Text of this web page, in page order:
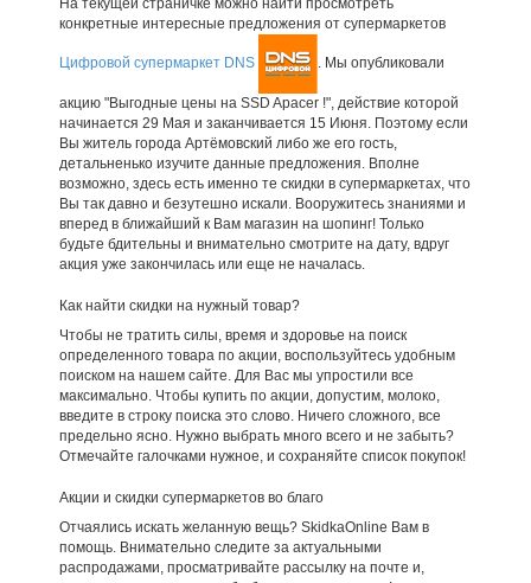
конкретные интересные предложения от супермаркетов
Цифровой супермаркет DNS . Мы опубликовали
акцию "Выгодные цены на SSD Apacer !", действие которой
начинается 29 Мая и заканчивается 15 Июня. Поэтому если
Вы житель города Артёмовский либо же его гость,
детальненько изучите данные предложения. Вполне
возможно, здесь есть именно те скидки в супермаркетах, что
Вы так давно и безутешно искали. Вооружитесь знаниями и
вперед в ближайший к Вам магазин на шопинг! Только
будьте бдительны и внимательно смотрите на дату, вдруг
акция уже закончилась или еще не началась.
Как найти скидки на нужный товар?
Чтобы не тратить силы, время и здоровье на поиск
определенного товара по акции, воспользуйтесь удобным
поиском на нашем сайте. Для Вас мы упростили все
максимально. Чтобы купить по акции, допустим, молоко,
введите в строку поиска это слово. Ничего сложного, все
предельно ясно. Нужно выбрать много всего и не забыть?
Отмечайте галочками нужное, и сохраняйте список покупок!
Акции и скидки супермаркетов во благо
Отчаялись искать желанную вещь? SkidkaOnline Вам в
помощь. Внимательно следите за актуальными
распродажами, просматривайте рассылку на почте и,